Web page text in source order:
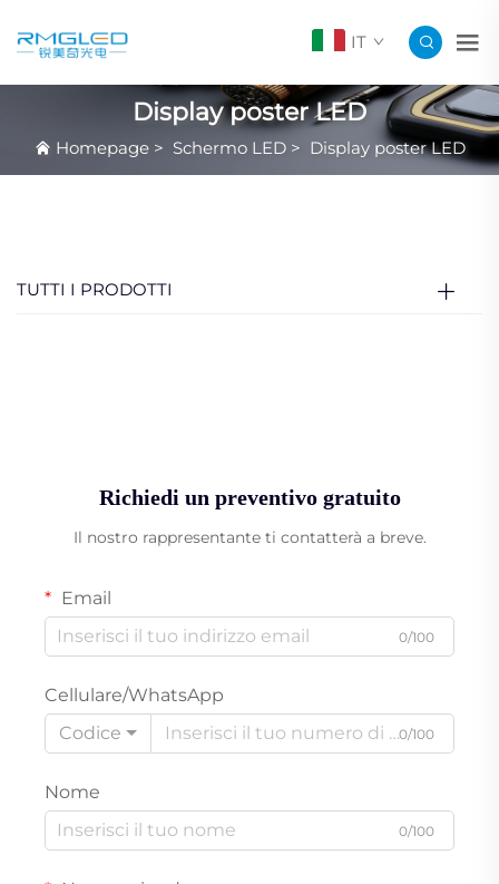
IT
Display poster LED
Homepage> Schermo LED> Display poster LED
TUTTI I PRODOTTI
Richiedi un preventivo gratuito
Il nostro rappresentante ti contatterà a breve.
Email
0/100
Cellulare/WhatsApp
Codice
0/100
Nome
0/100